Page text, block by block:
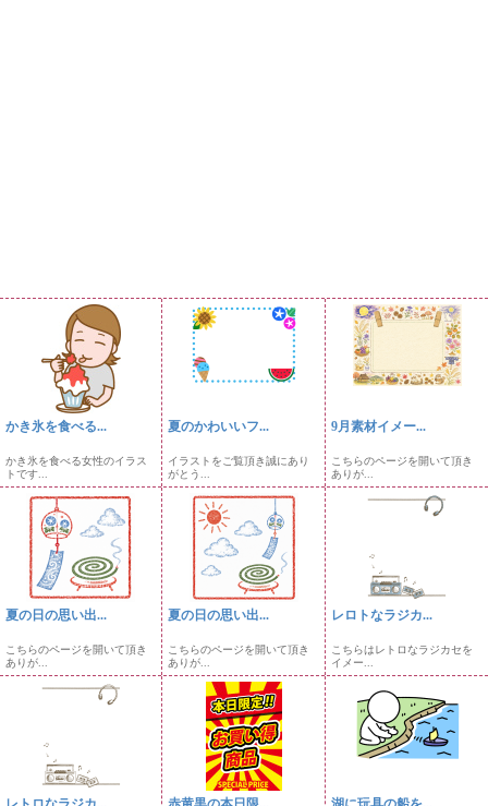
かき氷を食べる...
かき氷を食べる女性のイラス
トです...
夏のかわいいフ...
イラストをご覧頂き誠にあり
がとう...
9月素材イメー...
こちらのページを開いて頂き
ありが...
夏の日の思い出...
こちらのページを開いて頂き
ありが...
夏の日の思い出...
こちらのページを開いて頂き
ありが...
レロトなラジカ...
こちらはレトロなラジカセを
イメー...